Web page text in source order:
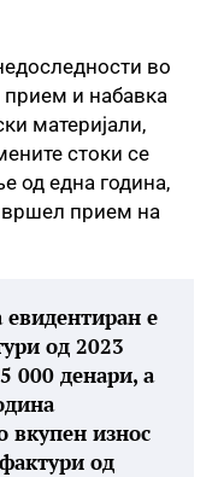
во
прием и набавка
материјали,
стоки се
од една година,
вршел прием на
е
од 2023
000 денари, а
вкупен износ
од